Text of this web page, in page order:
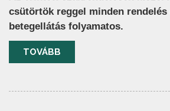
csütörtök reggel minden
betegellátás folyamatos.
TOVÁBB